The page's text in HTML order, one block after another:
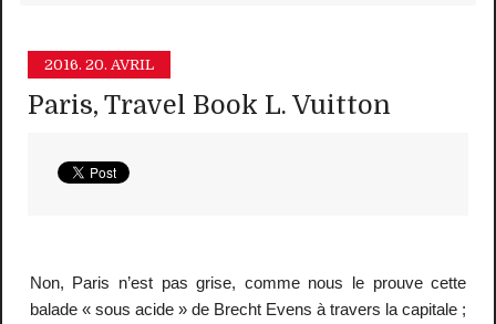
2016. 20. AVRIL
Paris, Travel Book L. Vuitton
Non, Paris n’est pas grise, comme nous le prouve cette
balade « sous acide » de Brecht Evens à travers la capitale ;